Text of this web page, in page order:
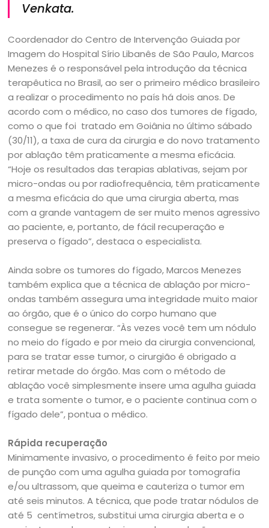
Venkata.
Coordenador do Centro de Intervenção Guiada por
Imagem do Hospital Sírio Libanês de São Paulo, Marcos
Menezes é o responsável pela introdução da técnica
terapêutica no Brasil, ao ser o primeiro médico brasileiro
a realizar o procedimento no país há dois anos. De
acordo com o médico, no caso dos tumores de fígado,
como o que foi tratado em Goiânia no último sábado
(30/11), a taxa de cura da cirurgia e do novo tratamento
por ablação têm praticamente a mesma eficácia.
“Hoje os resultados das terapias ablativas, sejam por
micro-ondas ou por radiofrequência, têm praticamente
a mesma eficácia do que uma cirurgia aberta, mas
com a grande vantagem de ser muito menos agressivo
ao paciente, e, portanto, de fácil recuperação e
preserva o fígado”, destaca o especialista.
Ainda sobre os tumores do fígado, Marcos Menezes
também explica que a técnica de ablação por micro-
ondas também assegura uma integridade muito maior
ao órgão, que é o único do corpo humano que
consegue se regenerar. “Às vezes você tem um nódulo
no meio do fígado e por meio da cirurgia convencional,
para se tratar esse tumor, o cirurgião é obrigado a
retirar metade do órgão. Mas com o método de
ablação você simplesmente insere uma agulha guiada
e trata somente o tumor, e o paciente continua com o
fígado dele”, pontua o médico.
Rápida recuperação
Minimamente invasivo, o procedimento é feito por meio
de punção com uma agulha guiada por tomografia
e/ou ultrassom, que queima e cauteriza o tumor em
até seis minutos. A técnica, que pode tratar nódulos de
até 5 centímetros, substitui uma cirurgia aberta e o